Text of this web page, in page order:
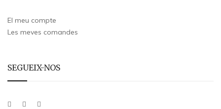
El meu compte
Les meves comandes
SEGUEIX-NOS